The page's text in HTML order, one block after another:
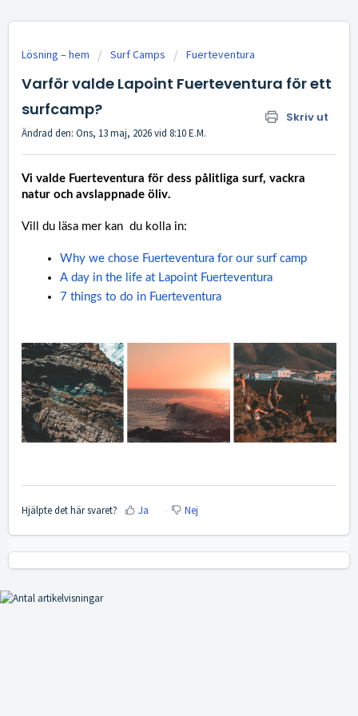
Lösning – hem Surf Camps Fuerteventura
Varför valde Lapoint Fuerteventura för ett
surfcamp?
Skriv ut
Ändrad den: Ons, 13 maj, 2026 vid 8:10 E.M.
Vi valde Fuerteventura för dess pålitliga surf, vackra
natur och avslappnade öliv.
Vill du läsa mer kan du kolla in:
Why we chose Fuerteventura for our surf camp
A day in the life at Lapoint Fuerteventura
7 things to do in Fuerteventura
Hjälpte det här svaret? Ja Nej